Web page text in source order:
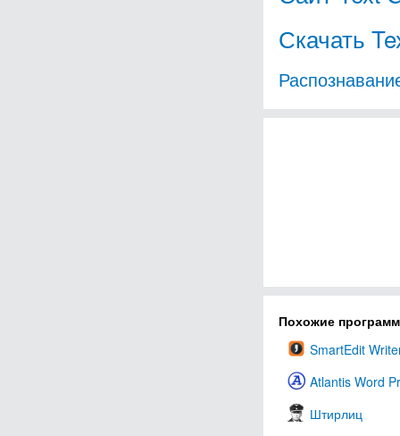
Скачать
Похожие
SmartEdit
Atlantis Word
Штирлиц